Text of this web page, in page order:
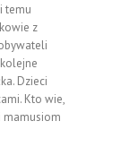
temu
z
Dzieci
Kto wie,
mamusiom